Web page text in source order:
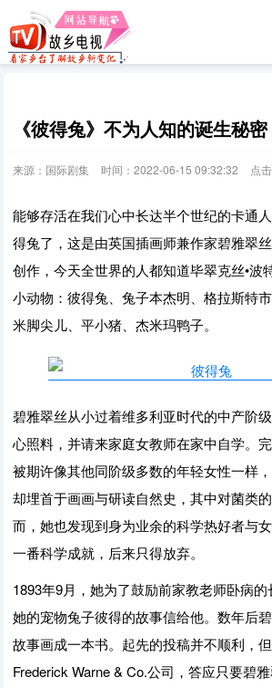
《彼得兔》不为人知的诞生秘密
来源：国际剧集 时间：2022-06-15 09:32:32 点
能够存活在我们心中长达半个世纪的卡通
得兔了，这是由英国插画师兼作家碧雅翠
创作，今天全世界的人都知道毕翠克丝•波
小动物：彼得兔、兔子本杰明、格拉斯特
米脚尖儿、平小猪、杰米玛鸭子。
碧雅翠丝从小过着维多利亚时代的中产阶
心照料，并请来家庭女教师在家中自学。
被期许像其他同阶级多数的年轻女性一样
却埋首于画画与研读自然史，其中对菌类
而，她也发现到身为业余的科学热好者与
一番科学成就，后来只得放弃。
1893年9月，她为了鼓励前家教老师卧病
她的宠物兔子彼得的故事信给他。数年后
故事画成一本书。起先的投稿并不顺利，
Frederick Warne & Co.公司，答应只要碧